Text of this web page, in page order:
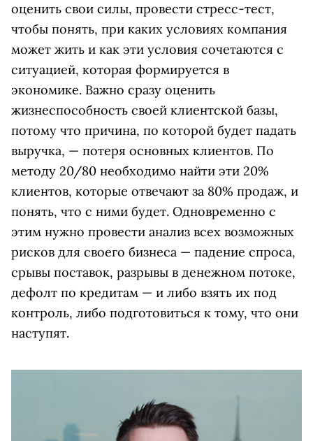
оценить свои силы, провести стресс-тест,
чтобы понять, при каких условиях компания
может жить и как эти условия сочетаются с
ситуацией, которая формируется в
экономике. Важно сразу оценить
жизнеспособность своей клиентской базы,
потому что причина, по которой будет падать
выручка, — потеря основных клиентов. По
методу 20/80 необходимо найти эти 20%
клиентов, которые отвечают за 80% продаж, и
понять, что с ними будет. Одновременно с
этим нужно провести анализ всех возможных
рисков для своего бизнеса — падение спроса,
срывы поставок, разрывы в денежном потоке,
дефолт по кредитам — и либо взять их под
контроль, либо подготовиться к тому, что они
наступят.